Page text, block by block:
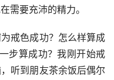
需要充沛的精力。
戒色成功？怎么样算成
步算成功？我刚开始戒
听到朋友茶余饭后偶尔